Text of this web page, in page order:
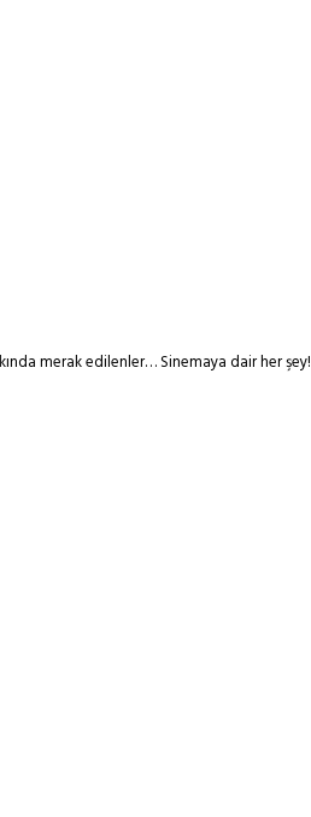
merak edilenler… Sinemaya dair her şey!